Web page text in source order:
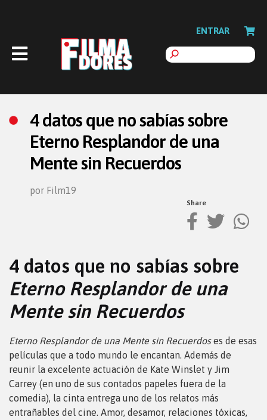
ENTRAR
4 datos que no sabías sobre
Eterno Resplandor de una
Mente sin Recuerdos
por Film19
Share
4 datos que no sabías sobre
Eterno Resplandor de una
Mente sin Recuerdos
Eterno Resplandor de una Mente sin Recuerdoses de esas
películas que a todo mundo le encantan. Además de
reunir la excelente actuación de Kate Winslet y Jim
Carrey (en uno de sus contados papeles fuera de la
comedia), la cinta entrega uno de los relatos más
entrañables del cine. Amor, desamor, relaciones tóxicas,